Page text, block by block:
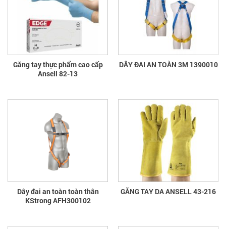
Găng tay thực phẩm cao cấp
Ansell 82-13
DÂY ĐAI AN TOÀN 3M 1390010
Dây đai an toàn toàn thân
KStrong AFH300102
GĂNG TAY DA ANSELL 43-216